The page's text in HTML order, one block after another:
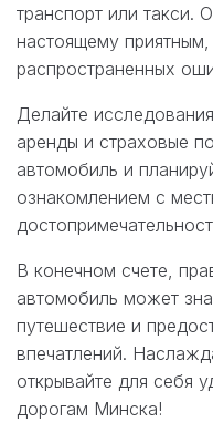
транспорт или такси.
настоящему
распространенных
Делайте
аренды и страховые
автомобиль и
ознакомлением с
В конечном счете,
автомобиль может
путешествие и
впечатлений.
открывайте для себя
дорогам Минска!